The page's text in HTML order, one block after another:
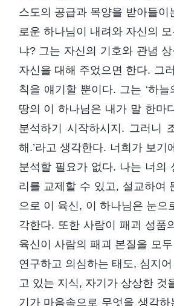
스도의 공급과 목양을 받아들
로운 하나님이 내려와 자신의
냐? 그는 자신의 기호와 관념
자신을 대해 주었으면 한다. 그
칙을 얘기할 뿐이다. 그는 ‘하
땅의 이 하나님은 내가 말 한마
분석하기 시작하시지. 그러니
해.’라고 생각한다. 너희가 보
분석할 필요가 없다. 나는 너의
리를 교제할 수 있고, 설교하여
으로 이 육신, 이 하나님은 눈
각한다. 또한 사람이 패괴 성품
육신이 사람의 패괴 본질을 모
연구하고 의심하는 태도, 심지
고 있는 지식, 자기가 상상한 것
기가 마음속으로 무엇을 생각